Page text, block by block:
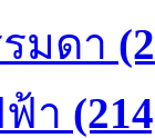
มดา
า